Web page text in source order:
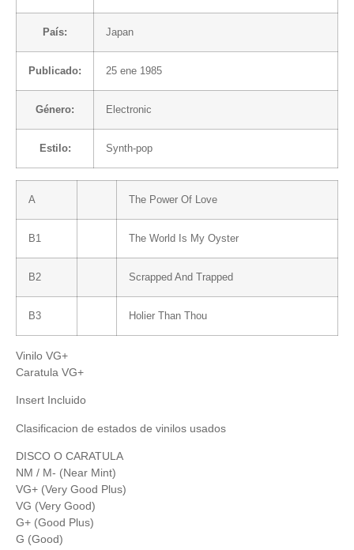
País: Japan
Publicado: 25 ene 1985
Género: Electronic
Estilo: Synth-pop
A The Power Of Love
B1 The World Is My Oyster
B2 Scrapped And Trapped
B3 Holier Than Thou
Vinilo VG+
Caratula VG+
Insert Incluido
Clasificacion de estados de vinilos usados
DISCO O CARATULA
NM / M- (Near Mint)
VG+ (Very Good Plus)
VG (Very Good)
G+ (Good Plus)
G (Good)